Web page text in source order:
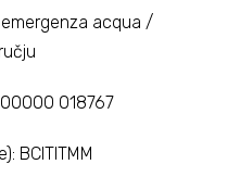
acqua /
018767
BCITITMM